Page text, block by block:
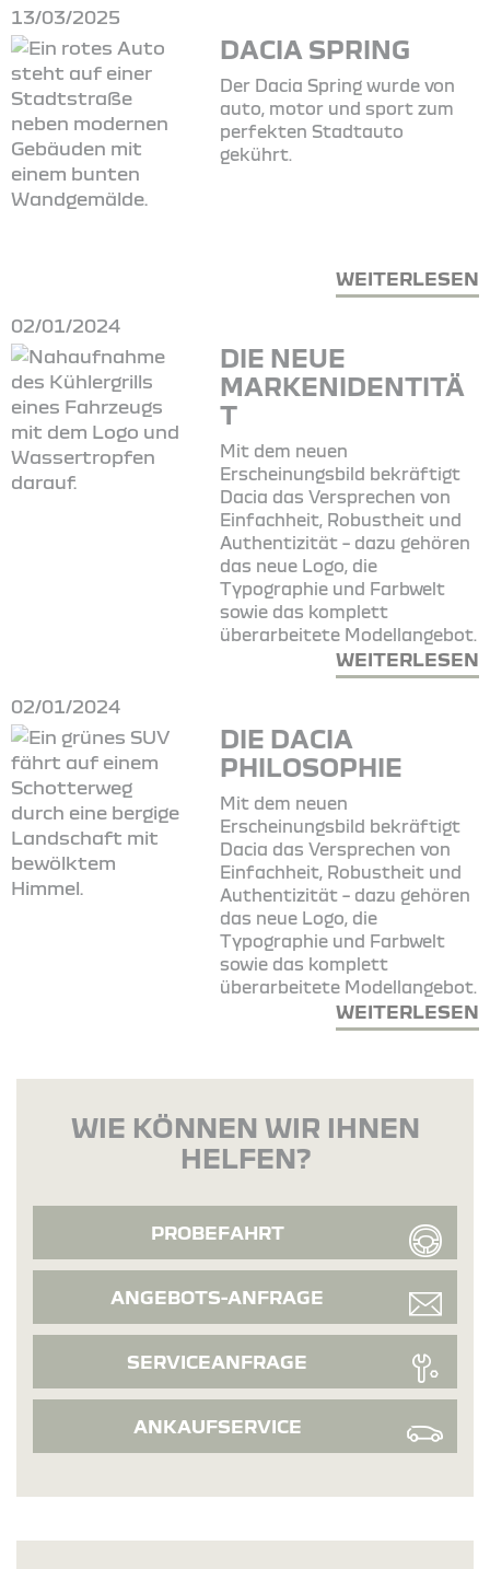
13/03/2025
DACIA SPRING
Der Dacia Spring wurde von
auto, motor und sport zum
perfekten Stadtauto
gekührt.
WEITERLESEN
02/01/2024
DIE NEUE
MARKENIDENTITÄ
T
Mit dem neuen
Erscheinungsbild bekräftigt
Dacia das Versprechen von
Einfachheit, Robustheit und
Authentizität – dazu gehören
das neue Logo, die
Typographie und Farbwelt
sowie das komplett
überarbeitete Modellangebot.
WEITERLESEN
02/01/2024
DIE DACIA
PHILOSOPHIE
Mit dem neuen
Erscheinungsbild bekräftigt
Dacia das Versprechen von
Einfachheit, Robustheit und
Authentizität – dazu gehören
das neue Logo, die
Typographie und Farbwelt
sowie das komplett
überarbeitete Modellangebot.
WEITERLESEN
WIE KÖNNEN WIR IHNEN
HELFEN?
PROBEFAHRT
ANGEBOTS-ANFRAGE
SERVICEANFRAGE
ANKAUFSERVICE